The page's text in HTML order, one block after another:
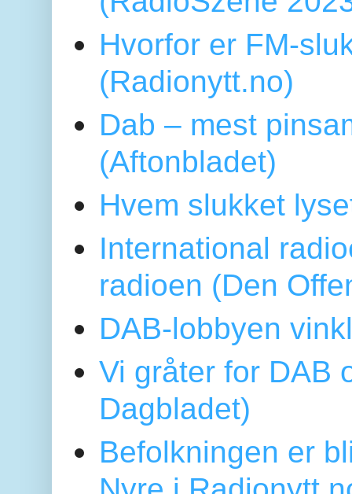
Hvorfor er FM-
(Radionytt.no)
Dab – mest
(Aftonbladet)
Hvem slukket
International
radioen (Den
DAB-lobbyen
Vi gråter for DAB
Dagbladet)
Befolkningen er